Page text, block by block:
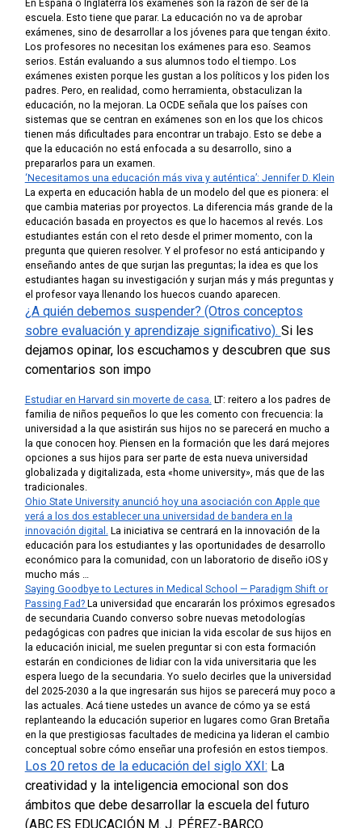
En España o Inglaterra los exámenes son la razón de ser de la
escuela. Esto tiene que parar. La educación no va de aprobar
exámenes, sino de desarrollar a los jóvenes para que tengan éxito.
Los profesores no necesitan los exámenes para eso. Seamos
serios. Están evaluando a sus alumnos todo el tiempo. Los
exámenes existen porque les gustan a los políticos y los piden los
padres. Pero, en realidad, como herramienta, obstaculizan la
educación, no la mejoran. La OCDE señala que los países con
sistemas que se centran en exámenes son en los que los chicos
tienen más dificultades para encontrar un trabajo. Esto se debe a
que la educación no está enfocada a su desarrollo, sino a
prepararlos para un examen.
‘Necesitamos una educación más viva y auténtica’: Jennifer D. Klein
La experta en educación habla de un modelo del que es pionera: el
que cambia materias por proyectos. La diferencia más grande de la
educación basada en proyectos es que lo hacemos al revés. Los
estudiantes están con el reto desde el primer momento, con la
pregunta que quieren resolver. Y el profesor no está anticipando y
enseñando antes de que surjan las preguntas; la idea es que los
estudiantes hagan su investigación y surjan más y más preguntas y
el profesor vaya llenando los huecos cuando aparecen.
¿A quién debemos suspender? (Otros conceptos
sobre evaluación y aprendizaje significativo). Si les
dejamos opinar, los escuchamos y descubren que sus
comentarios son impo
Estudiar en Harvard sin moverte de casa. LT: reitero a los padres de
familia de niños pequeños lo que les comento con frecuencia: la
universidad a la que asistirán sus hijos no se parecerá en mucho a
la que conocen hoy. Piensen en la formación que les dará mejores
opciones a sus hijos para ser parte de esta nueva universidad
globalizada y digitalizada, esta «home university», más que de las
tradicionales.
Ohio State University anunció hoy una asociación con Apple que
verá a los dos establecer una universidad de bandera en la
innovación digital. La iniciativa se centrará en la innovación de la
educación para los estudiantes y las oportunidades de desarrollo
económico para la comunidad, con un laboratorio de diseño iOS y
mucho más …
Saying Goodbye to Lectures in Medical School — Paradigm Shift or
Passing Fad? La universidad que encararán los próximos egresados
de secundaria Cuando converso sobre nuevas metodologías
pedagógicas con padres que inician la vida escolar de sus hijos en
la educación inicial, me suelen preguntar si con esta formación
estarán en condiciones de lidiar con la vida universitaria que les
espera luego de la secundaria. Yo suelo decirles que la universidad
del 2025-2030 a la que ingresarán sus hijos se parecerá muy poco a
las actuales. Acá tiene ustedes un avance de cómo ya se está
replanteando la educación superior en lugares como Gran Bretaña
en la que prestigiosas facultades de medicina ya lideran el cambio
conceptual sobre cómo enseñar una profesión en estos tiempos.
Los 20 retos de la educación del siglo XXI: La
creatividad y la inteligencia emocional son dos
ámbitos que debe desarrollar la escuela del futuro
(ABC.ES EDUCACIÓN M. J. PÉREZ-BARCO